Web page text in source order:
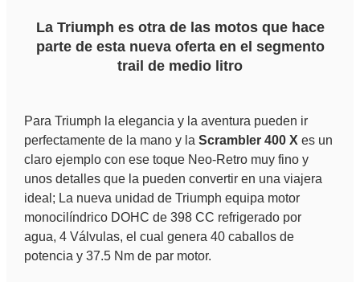
La Triumph es otra de las motos que hace
parte de esta nueva oferta en el segmento
trail de medio litro
Para Triumph la elegancia y la aventura pueden ir
perfectamente de la mano y la Scrambler 400 X es un
claro ejemplo con ese toque Neo-Retro muy fino y
unos detalles que la pueden convertir en una viajera
ideal; La nueva unidad de Triumph equipa motor
monocilíndrico DOHC de 398 CC refrigerado por
agua, 4 Válvulas, el cual genera 40 caballos de
potencia y 37.5 Nm de par motor.